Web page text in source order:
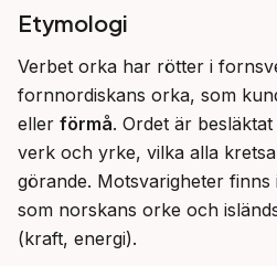
Etymologi
Verbet orka har rötter i
fornnordiskans orka, som
eller förmå. Ordet är
verk och yrke, vilka alla
görande. Motsvarigheter
som norskans orke och
(kraft, energi).